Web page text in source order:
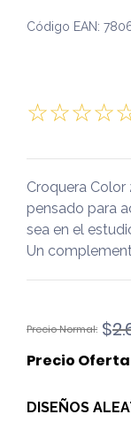
Código EAN:
Croquera
pensado para
sea en el
Un
$
El
original
$2.690.
El
actual
$2.390.
DISEÑOS